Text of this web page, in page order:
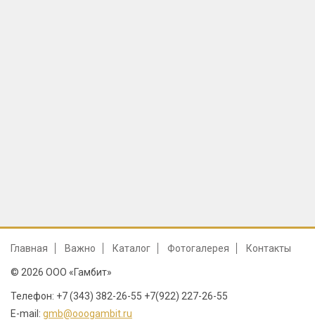
Главная Важно Каталог Фотогалерея Контакты
© 2026 ООО «Гамбит»
Телефон: +7 (343) 382-26-55 +7(922) 227-26-55
E-mail: gmb@ooogambit.ru